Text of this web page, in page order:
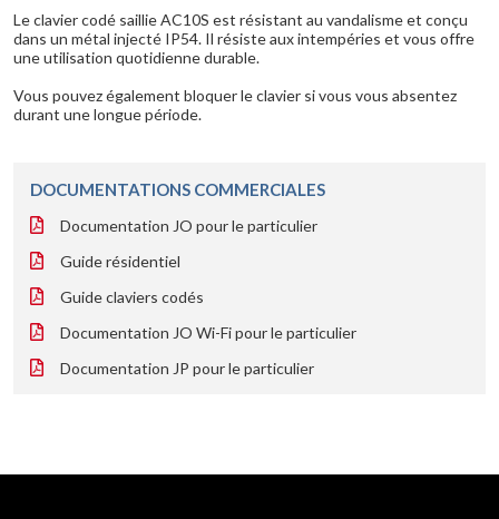
Le clavier codé saillie AC10S est résistant au vandalisme et conçu
dans un métal injecté IP54. Il résiste aux intempéries et vous offre
une utilisation quotidienne durable.
Vous pouvez également bloquer le clavier si vous vous absentez
durant une longue période.
DOCUMENTATIONS COMMERCIALES
Documentation JO pour le particulier
Guide résidentiel
Guide claviers codés
Documentation JO Wi-Fi pour le particulier
Documentation JP pour le particulier